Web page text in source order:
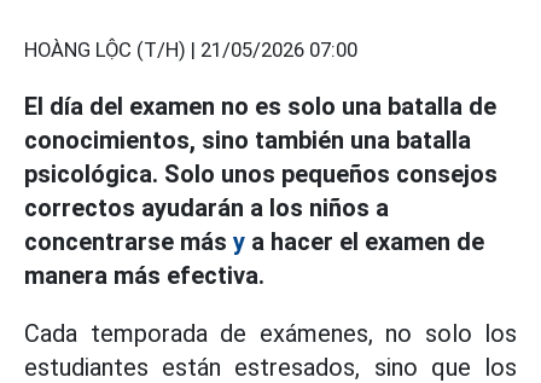
HOÀNG LỘC (T/H) | 21/05/2026 07:00
El día del examen no es solo una batalla de
conocimientos, sino también una batalla
psicológica. Solo unos pequeños consejos
correctos ayudarán a los niños a
concentrarse más y a hacer el examen de
manera más efectiva.
Cada temporada de exámenes, no solo los
estudiantes están estresados, sino que los